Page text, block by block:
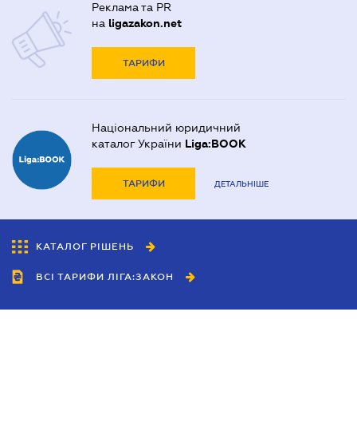
Реклама та PR
на ligazakon.net
ТАРИФИ
Національний юридичний
каталог України Liga:BOOK
ТАРИФИ ДЕТАЛЬНІШЕ
КАТАЛОГ РІШЕНЬ
ВСІ ТАРИФИ ЛІГА:ЗАКОН